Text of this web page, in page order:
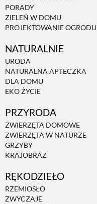
PORADY
ZIELEŃ W DOMU
PROJEKTOWANIE OGRODU
NATURALNIE
URODA
NATURALNA APTECZKA
DLA DOMU
EKO ŻYCIE
PRZYRODA
ZWIERZĘTA DOMOWE
ZWIERZĘTA W NATURZE
GRZYBY
KRAJOBRAZ
RĘKODZIEŁO
RZEMIOSŁO
ZWYCZAJE